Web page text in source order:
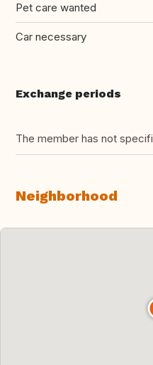
Pet care wanted
Car necessary
Exchange periods
The member has not
Neighborhood